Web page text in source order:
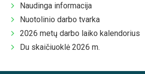
Naudinga informacija
Nuotolinio darbo tvarka
2026 metų darbo laiko kalendorius
Du skaičiuoklė 2026 m.